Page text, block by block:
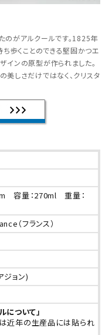
のがアルクールです。1825年
歩くことのできる堅固かつエ
インの原型が作られました。
美しさだけではなく、クリスタ
容量：270ml 重量：
（フランス）
ジョン)
について」
近年の生産品には貼られ